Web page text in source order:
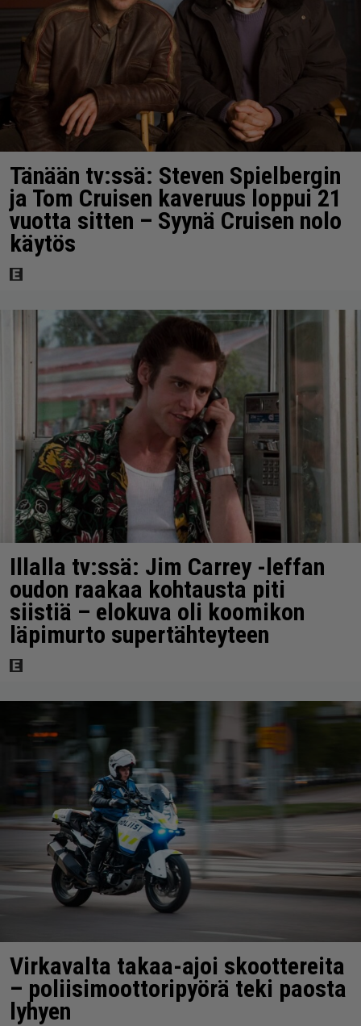
Tänään tv:ssä: Steven Spielbergin
ja Tom Cruisen kaveruus loppui 21
vuotta sitten – Syynä Cruisen nolo
käytös
Illalla tv:ssä: Jim Carrey -leffan
oudon raakaa kohtausta piti
siistiä – elokuva oli koomikon
läpimurto supertähteyteen
Virkavalta takaa-ajoi skoottereita
– poliisimoottoripyörä teki paosta
lyhyen